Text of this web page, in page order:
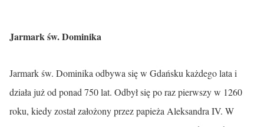
Jarmark św. Dominika
Jarmark św. Dominika odbywa się w Gdańsku każdego lata i
działa już od ponad 750 lat. Odbył się po raz pierwszy w 1260
roku, kiedy został założony przez papieża Aleksandra IV. W